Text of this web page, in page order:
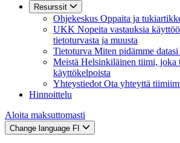
Resurssit
Ohjekeskus Oppaita ja
UKK Nopeita vastauksia
tietoturvasta ja muusta
Tietoturva Miten pidämme
Meistä Helsinkiläinen tiimi, joka
käyttökelpoista
Yhteystiedot Ota yhteyttä
Hinnoittelu
Aloita maksuttomasti
Change language FI